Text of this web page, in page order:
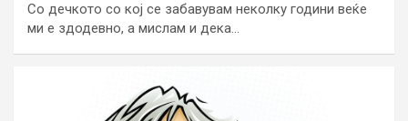
Со дечкото со кој се забавувам неколку години веќе
ми е здодевно, а мислам и дека…